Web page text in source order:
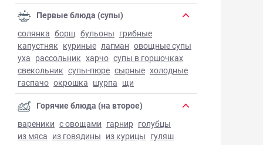
Первые блюда (супы)
солянка борщ бульоны грибные
капустняк куриные лагман овощные супы
уха рассольник харчо супы в горшочках
свекольник супы-пюре сырные холодные
гаспачо окрошка шурпа щи
Горячие блюда (на второе)
вареники с овощами гарнир голубцы
из мяса из говядины из курицы гуляш